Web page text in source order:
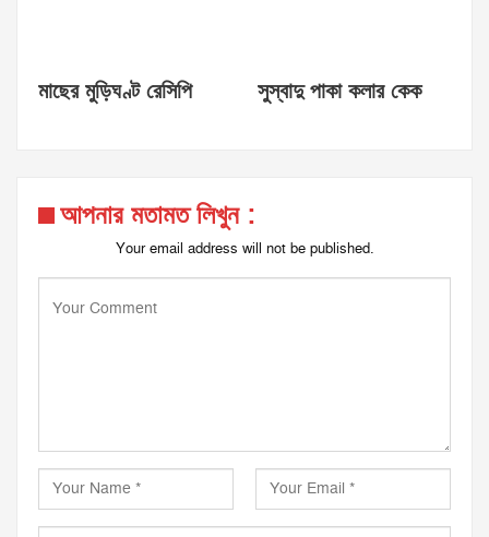
মাছের মুড়িঘণ্ট রেসিপি সুস্বাদু পাকা কলার কেক
আপনার মতামত লিখুন :
Your email address will not be published.